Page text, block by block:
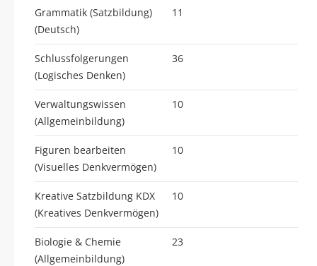
Grammatik (Satzbildung)
(Deutsch)
11
Schlussfolgerungen
(Logisches Denken)
36
Verwaltungswissen
(Allgemeinbildung)
10
Figuren bearbeiten
(Visuelles Denkvermögen)
10
Kreative Satzbildung KDX
(Kreatives Denkvermögen)
10
Biologie & Chemie
(Allgemeinbildung)
23